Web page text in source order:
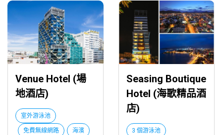
Venue Hotel (場
地酒店)
室外游泳池
免費無線網路 海濱
Seasing Boutique
Hotel (海歌精品酒
店)
3 個游泳池